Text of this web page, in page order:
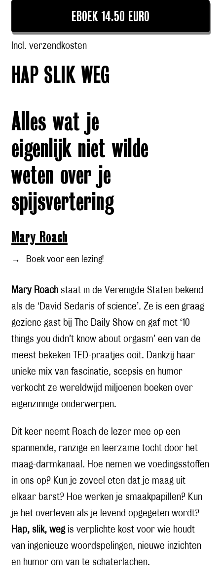
EBOEK 14.50 EURO
Incl. verzendkosten
HAP SLIK WEG
Alles wat je
eigenlijk niet wilde
weten over je
spijsvertering
Mary Roach
→ Boek voor een lezing!
Mary Roach staat in de Verenigde Staten bekend
als de ‘David Sedaris of science’. Ze is een graag
geziene gast bij The Daily Show en gaf met ‘10
things you didn’t know about orgasm’ een van de
meest bekeken TED-praatjes ooit. Dankzij haar
unieke mix van fascinatie, scepsis en humor
verkocht ze wereldwijd miljoenen boeken over
eigenzinnige onderwerpen.
Dit keer neemt Roach de lezer mee op een
spannende, ranzige en leerzame tocht door het
maag-darmkanaal. Hoe nemen we voedingsstoffen
in ons op? Kun je zoveel eten dat je maag uit
elkaar barst? Hoe werken je smaakpapillen? Kun
je het overleven als je levend opgegeten wordt?
Hap, slik, wegis verplichte kost voor wie houdt
van ingenieuze woordspelingen, nieuwe inzichten
en humor om van te schaterlachen.